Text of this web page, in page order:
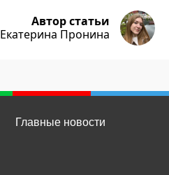
Автор статьи
Екатерина Пронина
Главные новости